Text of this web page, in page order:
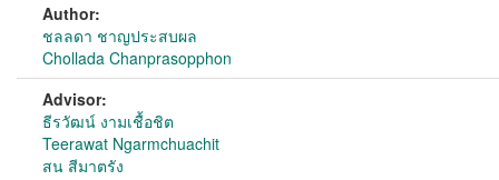
Author:
ชลลดา ชาญประสบผล
Chollada Chanprasopphon
Advisor:
ธีรวัฒน์ งามเชื้อชิต
Teerawat Ngarmchuachit
สน สีมาตรัง